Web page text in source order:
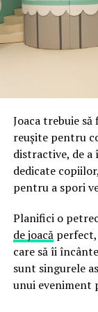
acestor decizii
astfel încât
împreună, nu în
durata de viață
ceea ce crește
fraude care
Directoratul
financiare.
sursei
unic 1911.
Campaniile
false de
promit bilete,
meciuri. FBI a
site-urile care
modificări
Joaca trebuie
reușite pentru
distractive, de
dedicate
pentru a spori
Planifici o
de joacăperfect,
care să îi
sunt singurele
unui eveniment